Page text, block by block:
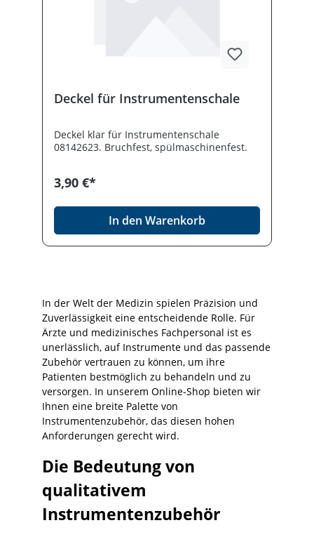
Präzisionsinstrumenten im medizinischen
Deckel für Instrumentenschale
Deckel klar für Instrumentenschale
08142623. Bruchfest, spülmaschinenfest.
3,90 €*
In den Warenkorb
In der Welt der Medizin spielen Präzision und
Zuverlässigkeit eine entscheidende Rolle. Für
Ärzte und medizinisches Fachpersonal ist es
unerlässlich, auf Instrumente und das passende
Zubehör vertrauen zu können, um ihre
Patienten bestmöglich zu behandeln und zu
versorgen. In unserem Online-Shop bieten wir
Ihnen eine breite Palette von
Instrumentenzubehör, das diesen hohen
Anforderungen gerecht wird.
Die Bedeutung von
qualitativem
Instrumentenzubehör